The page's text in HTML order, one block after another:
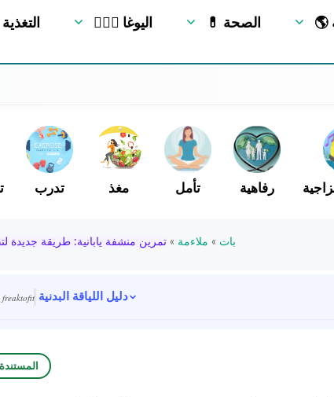
🥦 التغذية 🧘🏻‍♂️ اليوغا 💊 الصحة
تدرب مغذ تأمل رفاهية
بات » ملاءمة » تمرين منشفة يابانية: طريقة جديدة
بواسطة freaktofit دليل اللياقة البدنية
✓